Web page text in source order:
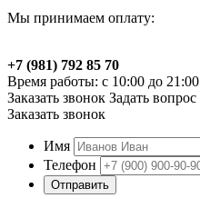
Мы принимаем оплату:
+7 (981) 792 85 70
Время работы: с 10:00 до 21:00
Заказать звонок Задать вопрос
Заказать звонок
Имя
Телефон
Отправить